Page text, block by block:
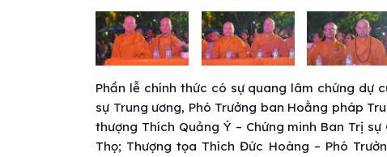
Phần lễ chính thức có sự quang lâm chứng dự
sự Trung ương, Phó Trưởng ban Hoằng pháp
thượng Thích Quảng Ý – Chứng minh Ban Trị
Thọ; Thượng tọa Thích Đức Hoàng – Phó